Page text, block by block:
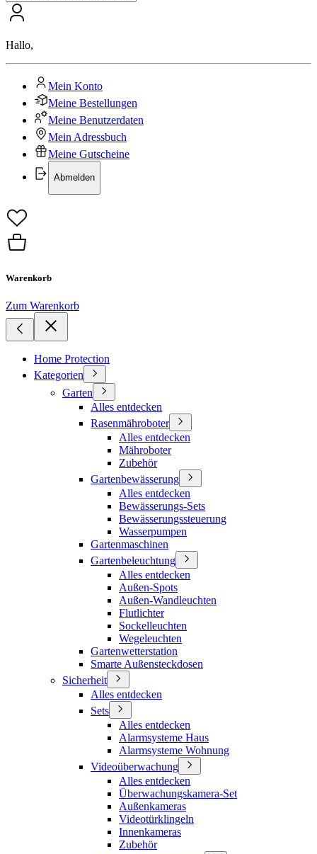
Hallo,
Mein Konto
Meine Bestellungen
Meine Benutzerdaten
Mein Adressbuch
Meine Gutscheine
Abmelden
Warenkorb
Zum Warenkorb
Home Protection
Kategorien
Garten
Alles entdecken
Rasenmähroboter
Alles entdecken
Mähroboter
Zubehör
Gartenbewässerung
Alles entdecken
Bewässerungs-Sets
Bewässerungssteuerung
Wasserpumpen
Gartenmaschinen
Gartenbeleuchtung
Alles entdecken
Außen-Spots
Außen-Wandleuchten
Flutlichter
Sockelleuchten
Wegeleuchten
Gartenwetterstation
Smarte Außensteckdosen
Sicherheit
Alles entdecken
Sets
Alles entdecken
Alarmsysteme Haus
Alarmsysteme Wohnung
Videoüberwachung
Alles entdecken
Überwachungskamera-Set
Außenkameras
Videotürklingeln
Innenkameras
Zubehör